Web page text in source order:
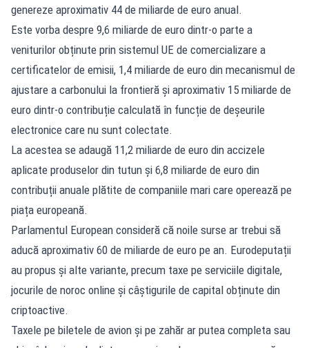
genereze aproximativ 44 de miliarde de euro anual.
Este vorba despre 9,6 miliarde de euro dintr-o parte a
veniturilor obținute prin sistemul UE de comercializare a
certificatelor de emisii, 1,4 miliarde de euro din mecanismul de
ajustare a carbonului la frontieră și aproximativ 15 miliarde de
euro dintr-o contribuție calculată în funcție de deșeurile
electronice care nu sunt colectate.
La acestea se adaugă 11,2 miliarde de euro din accizele
aplicate produselor din tutun și 6,8 miliarde de euro din
contribuții anuale plătite de companiile mari care operează pe
piața europeană.
Parlamentul European consideră că noile surse ar trebui să
aducă aproximativ 60 de miliarde de euro pe an. Eurodeputații
au propus și alte variante, precum taxe pe serviciile digitale,
jocurile de noroc online și câștigurile de capital obținute din
criptoactive.
Taxele pe biletele de avion și pe zahăr ar putea completa sau